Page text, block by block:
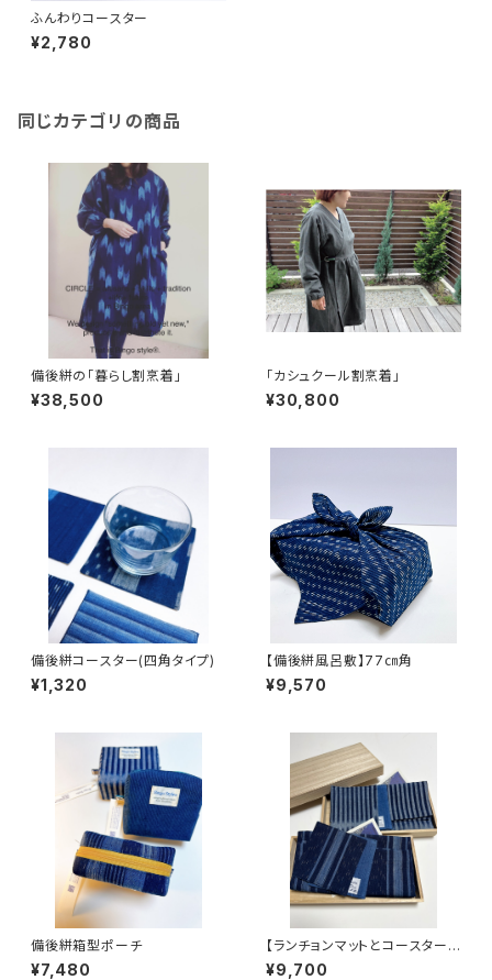
ふんわりコースター
¥2,780
同じカテゴリの商品
備後絣の「暮らし割烹着」
¥38,500
「カシュクール割烹着」
¥30,800
備後絣コースター(四角タイプ)
¥1,320
【備後絣風呂敷】77㎝角
¥9,570
備後絣箱型ポーチ
¥7,480
【ランチョンマットとコースターセ
ット】備後絣の贈り物
¥9,700